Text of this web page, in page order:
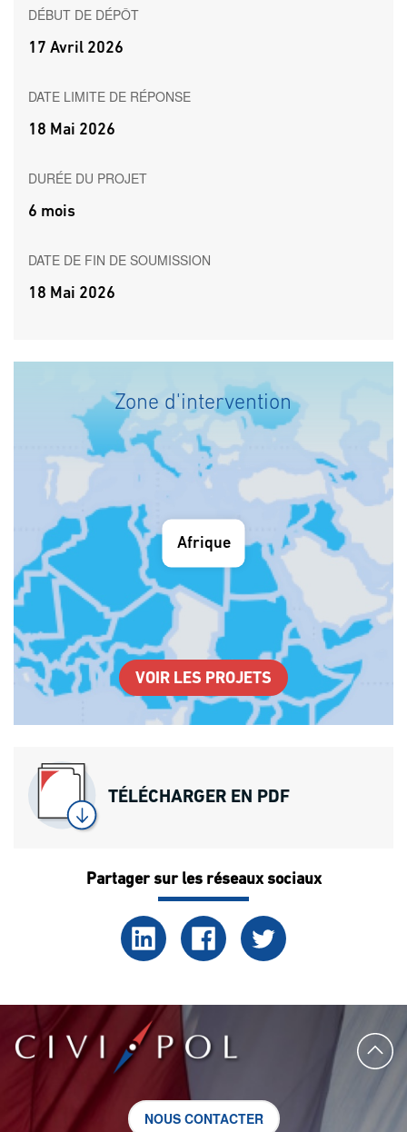
DÉBUT DE DÉPÔT
17 Avril 2026
DATE LIMITE DE RÉPONSE
18 Mai 2026
DURÉE DU PROJET
6 mois
DATE DE FIN DE SOUMISSION
18 Mai 2026
Zone d'intervention
Afrique
VOIR LES PROJETS
TÉLÉCHARGER EN PDF
Partager sur les réseaux sociaux
NOUS CONTACTER